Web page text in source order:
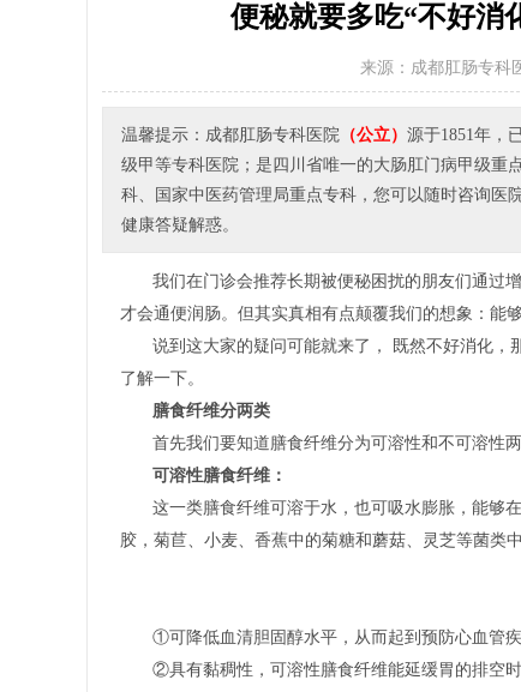
便秘就要多吃“不好消
来源：成都肛肠专科
温馨提示：成都肛肠专科医院 （公立） 源于1851年，
级甲等专科医院；是四川省唯一的大肠肛门病甲级重
科、国家中医药管理局重点专科，您可以随时咨询医
健康答疑解惑。
我们在门诊会推荐长期被便秘困扰的朋友们通过
才会通便润肠。但其实真相有点颠覆我们的想象：能
说到这大家的疑问可能就来了， 既然不好消化，
了解一下。
膳食纤维分两类
首先我们要知道膳食纤维分为可溶性和不可溶性
可溶性膳食纤维：
这一类膳食纤维可溶于水，也可吸水膨胀，能够
胶，菊苣、小麦、香蕉中的菊糖和蘑菇、灵芝等菌类
①可降低血清胆固醇水平，从而起到预防心血管疾
②具有黏稠性，可溶性膳食纤维能延缓胃的排空